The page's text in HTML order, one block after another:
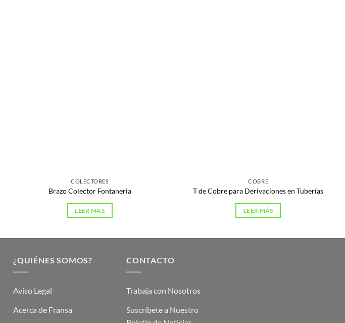
COLECTORES
Brazo Colector Fontaneria
LEER MÁS
COBRE
T de Cobre para Derivaciones en Tuberías
LEER MÁS
¿QUIÉNES SOMOS?
Aviso Legal
Acerca de Fransa
CONTACTO
Trabaja con Nosotros
Suscríbete a Nuestro